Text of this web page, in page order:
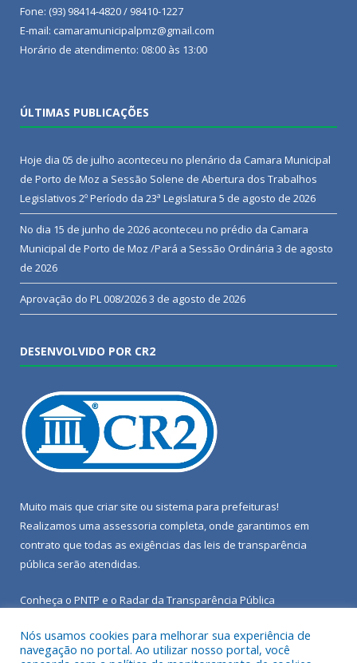
Fone: (93) 98414-4820 / 98410-1227
E-mail: camaramunicipalpmz@gmail.com
Horário de atendimento: 08:00 às 13:00
ÚLTIMAS PUBLICAÇÕES
Hoje dia 05 de julho aconteceu no plenário da Camara Municipal
de Porto de Moz a Sessão Solene de Abertura dos Trabalhos
Legislativos 2º Período da 23ª Legislatura 5 de agosto de 2026
No dia 15 de junho de 2026 aconteceu no prédio da Camara
Municipal de Porto de Moz /Pará a Sessão Ordinária 3 de agosto
de 2026
Aprovação do PL 008/20263 de agosto de 2026
DESENVOLVIDO POR CR2
Muito mais que criar site ou sistema para prefeituras!
Realizamos uma assessoria completa, onde garantimos em
contrato que todas as exigências das leis de transparência
pública serão atendidas.
Conheça o PNTP e o Radar da Transparência Pública
Nós usamos cookies para melhorar sua experiência de
navegação no portal. Ao utilizar nosso portal, você